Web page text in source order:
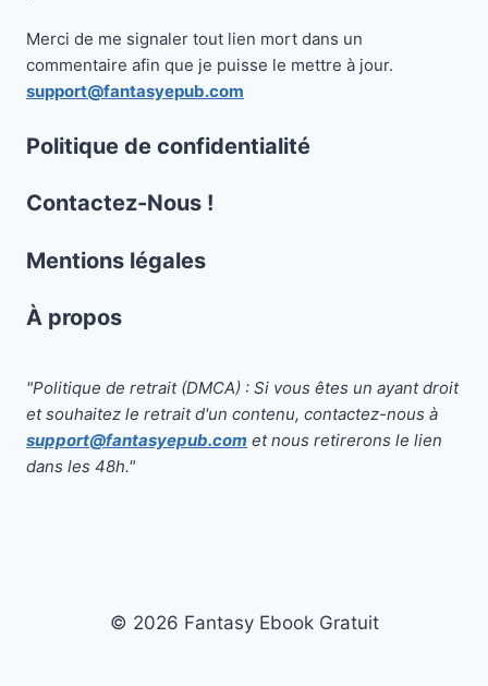
Merci de me signaler tout lien mort dans un
commentaire afin que je puisse le mettre à jour.
support@fantasyepub.com
Politique de confidentialité
Contactez-Nous !
Mentions légales
À propos
"Politique de retrait (DMCA) : Si vous êtes un ayant droit
et souhaitez le retrait d'un contenu, contactez-nous à
support@fantasyepub.com et nous retirerons le lien
dans les 48h."
© 2026 Fantasy Ebook Gratuit